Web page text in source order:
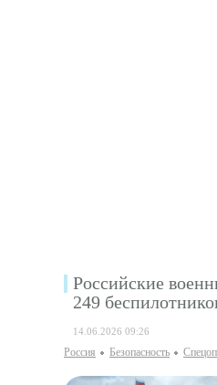
Российские
249
14.06.2026 09:26
Россия Безопаcность